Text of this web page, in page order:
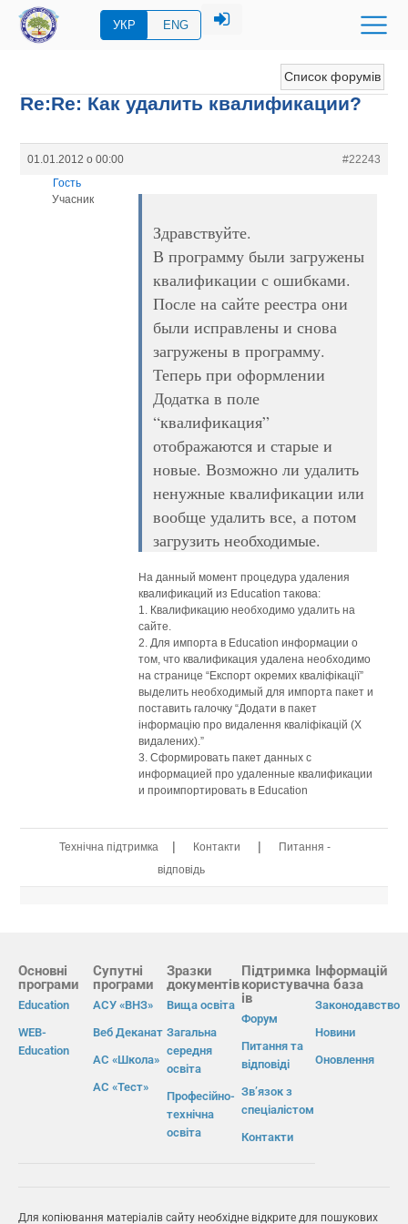
УКР ENG
Список форумів
Re:Re: Как удалить квалификации?
01.01.2012 о 00:00
#22243
Гость
Учасник
Здравствуйте.
В программу были загружены
квалификации с ошибками.
После на сайте реестра они
были исправлены и снова
загружены в программу.
Теперь при оформлении
Додатка в поле
“квалификация”
отображаются и старые и
новые. Возможно ли удалить
ненужные квалификации или
вообще удалить все, а потом
загрузить необходимые.
На данный момент процедура удаления
квалификаций из Education такова:
1. Квалификацию необходимо удалить на
сайте.
2. Для импорта в Education информации о
том, что квалификация удалена необходимо
на странице “Експорт окремих кваліфікації”
выделить необходимый для импорта пакет и
поставить галочку “Додати в пакет
інформацію про видалення кваліфікацій (Х
видалених).”
3. Сформировать пакет данных с
информацией про удаленные квалификации
и проимпортировать в Education
Технічна підтримка | Контакти |
Питання -
відповідь
Основні
програми
Education
WEB-
Education
Супутні
програми
АСУ «ВНЗ»
Веб Деканат
АС «Школа»
АС «Тест»
Зразки
документів
Вища освіта
Загальна
середня
освіта
Професійно-
технічна
освіта
Підтримка
користувач
ів
Форум
Питання та
відповіді
Зв’язок з
спеціалістом
Контакти
Інформацій
на база
Законодавство
Новини
Оновлення
Для копіювання матеріалів сайту необхідне відкрите для пошукових